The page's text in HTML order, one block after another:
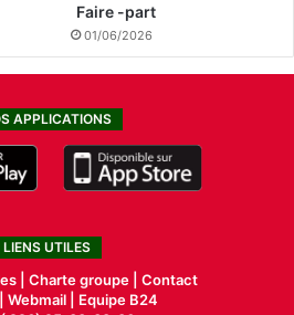
Faire -part
01/06/2026
APPLICATIONS
LIENS UTILES
| Charte groupe | Contact
Webmail |
Equipe B24